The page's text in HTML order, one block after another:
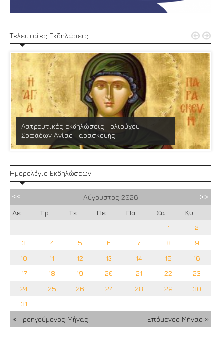
Τελευταίες Εκδηλώσεις
Λατρευτικές εκδηλώσεις Πολιούχου
Σοφάδων Αγίας Παρασκευής
 
Ημερολόγιο Εκδηλώσεων
Αύγουστος 2026
Δε
Τρ Τε Πε Πα Σα
Κυ
1
2
3
4 5 6 7 8
9
10
11 12 13 14 15
16
17
18 19 20 21 22
23
24
25 26 27 28 29
30
31
« Προηγούμενος Μήνας
Επόμενος Μήνας »